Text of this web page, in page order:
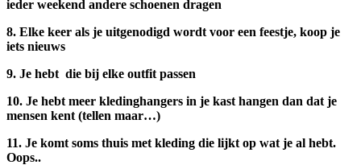
ieder weekend andere schoenen dragen
8. Elke keer als je uitgenodigd wordt voor een feestje, koop je
iets nieuws
9. Je hebt die bij elke outfit passen
10. Je hebt meer kledinghangers in je kast hangen dan dat je
mensen kent (tellen maar…)
11. Je komt soms thuis met kleding die lijkt op wat je al hebt.
Oops..